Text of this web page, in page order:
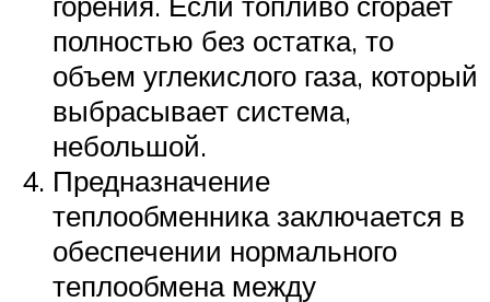
полностью без остатка, то
объем углекислого газа, который
выбрасывает система,
небольшой.
Предназначение
теплообменника заключается в
обеспечении нормального
теплообмена между